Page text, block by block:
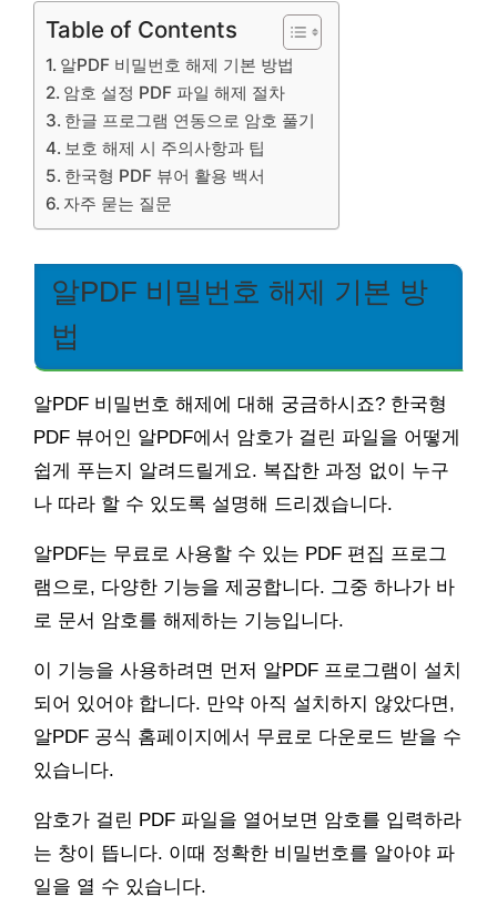
Table of Contents
알PDF 비밀번호 해제 기본 방법
암호 설정 PDF 파일 해제 절차
한글 프로그램 연동으로 암호 풀기
보호 해제 시 주의사항과 팁
한국형 PDF 뷰어 활용 백서
자주 묻는 질문
알PDF 비밀번호 해제 기본 방
법
알PDF 비밀번호 해제에 대해 궁금하시죠? 한국형
PDF 뷰어인 알PDF에서 암호가 걸린 파일을 어떻게
쉽게 푸는지 알려드릴게요. 복잡한 과정 없이 누구
나 따라 할 수 있도록 설명해 드리겠습니다.
알PDF는 무료로 사용할 수 있는 PDF 편집 프로그
램으로, 다양한 기능을 제공합니다. 그중 하나가 바
로 문서 암호를 해제하는 기능입니다.
이 기능을 사용하려면 먼저 알PDF 프로그램이 설치
되어 있어야 합니다. 만약 아직 설치하지 않았다면,
알PDF 공식 홈페이지에서 무료로 다운로드 받을 수
있습니다.
암호가 걸린 PDF 파일을 열어보면 암호를 입력하라
는 창이 뜹니다. 이때 정확한 비밀번호를 알아야 파
일을 열 수 있습니다.